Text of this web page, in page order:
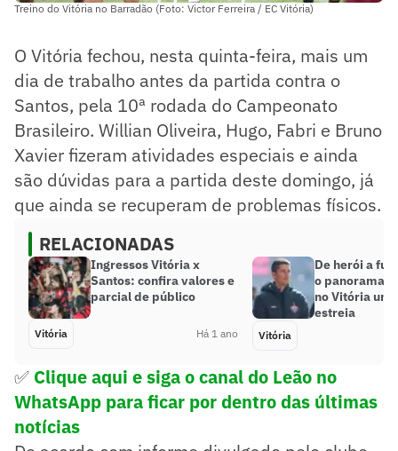
Treino do Vitória no Barradão (Foto: Victor Ferreira / EC Vitória)
O Vitória fechou, nesta quinta-feira, mais um
dia de trabalho antes da partida contra o
Santos, pela 10ª rodada do Campeonato
Brasileiro. Willian Oliveira, Hugo, Fabri e Bruno
Xavier fizeram atividades especiais e ainda
são dúvidas para a partida deste domingo, já
que ainda se recuperam de problemas físicos.
RELACIONADAS
Ingressos Vitória x
Santos: confira valores e
parcial de público
Vitória Há 1 ano
De herói a
o panorama
no Vitória um
estreia
Vitória
✅ Clique aqui e siga o canaldo Leão no
WhatsApp para ficar por dentro das últimas
notícias